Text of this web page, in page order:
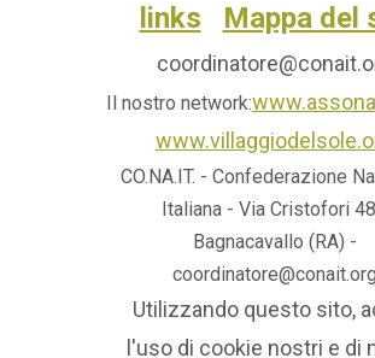
links
Mappa del
Il nostro network:
CO.NA.IT. - Confederazione
Italiana - Via Cristofori
Bagnacavallo (RA) -
coordinatore@conait.org
Utilizzando questo sito,
l'uso di cookie nostri e di